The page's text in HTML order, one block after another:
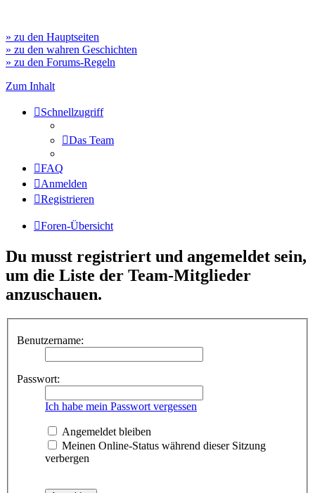
» zu den Hauptseiten
» zu den wahren Geschichten
» zu den Forums-Regeln
Zum Inhalt
Schnellzugriff
Das Team
FAQ
Anmelden
Registrieren
Foren-Übersicht
Du musst registriert und angemeldet sein,
um die Liste der Team-Mitglieder
anzuschauen.
Benutzername:
Passwort:
Ich habe mein Passwort vergessen
Angemeldet bleiben
Meinen Online-Status während dieser Sitzung
verbergen